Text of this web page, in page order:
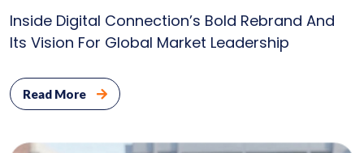
Inside Digital Connection’s Bold Rebrand And
Its Vision For Global Market Leadership
Read More